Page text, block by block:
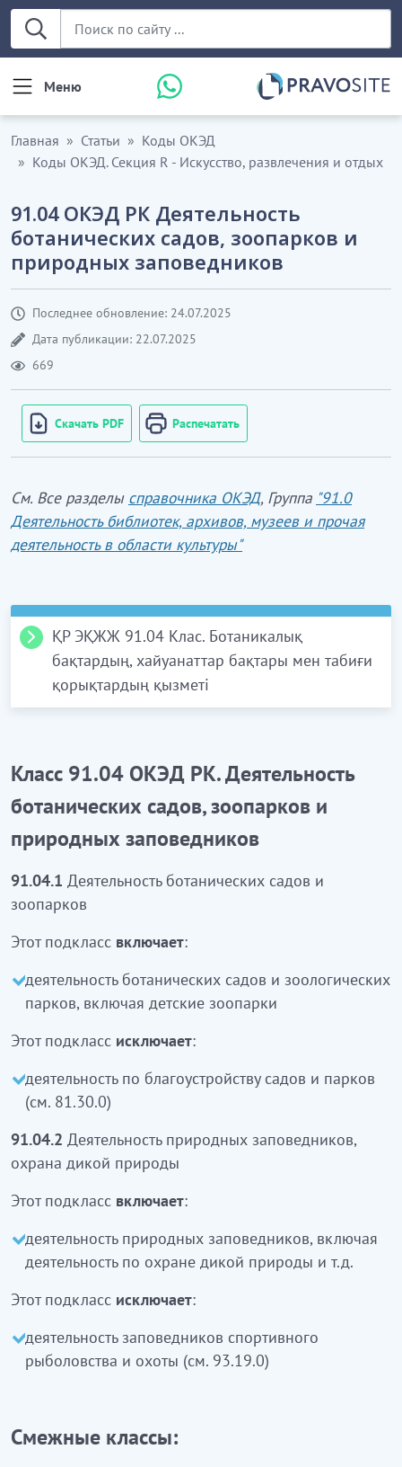
Меню
Главная Статьи
Коды ОКЭД
Коды ОКЭД. Секция R - Искусство, развлечения и отдых
91.04 ОКЭД РК Деятельность
ботанических садов, зоопарков и
природных заповедников
Последнее обновление: 24.07.2025
Дата публикации: 22.07.2025
669
Скачать PDF Распечатать
См. Все разделы справочника ОКЭД, Группа "91.0
Деятельность библиотек, архивов, музеев и прочая
деятельность в области культуры"
ҚР ЭҚЖЖ 91.04 Клас. Ботаникалық
бақтардың, хайуанаттар бақтары мен табиғи
қорықтардың қызметі
Бұл ішкі класқа:
балаларға арналған хайуанаттар бақтарын
қоса, ботаникалық бақтар мен хайуанаттар
Бұл ішкі класқа:
бақтар мен парктерді көріктендіру бойынша
91.04.2Табиғи қорықтар, жабайы табиғатты
жабайы табиғатты қорғау және т.б. бойынша
қызметікіреді
қорықтар қызметікірмейді(93.19.0 қараңыз)
Класс 91.04 ОКЭД РК. Деятельность
ботанических садов, зоопарков и
природных заповедников
91.04.1 Деятельность ботанических садов и
зоопарков
Этот подкласс включает:
деятельность ботанических садов и зоологических
парков, включая детские зоопарки
Этот подкласс исключает:
деятельность по благоустройству садов и парков
(см. 81.30.0)
91.04.2 Деятельность природных заповедников,
охрана дикой природы
Этот подкласс включает:
деятельность природных заповедников, включая
деятельность по охране дикой природы и т.д.
Этот подкласс исключает:
деятельность заповедников спортивного
рыболовства и охоты (см. 93.19.0)
Смежные классы: